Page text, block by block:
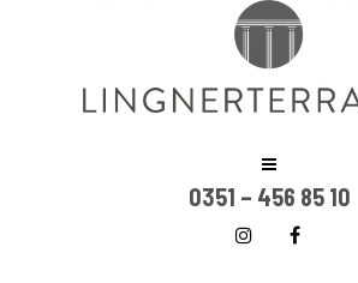
0351 – 456 85 10